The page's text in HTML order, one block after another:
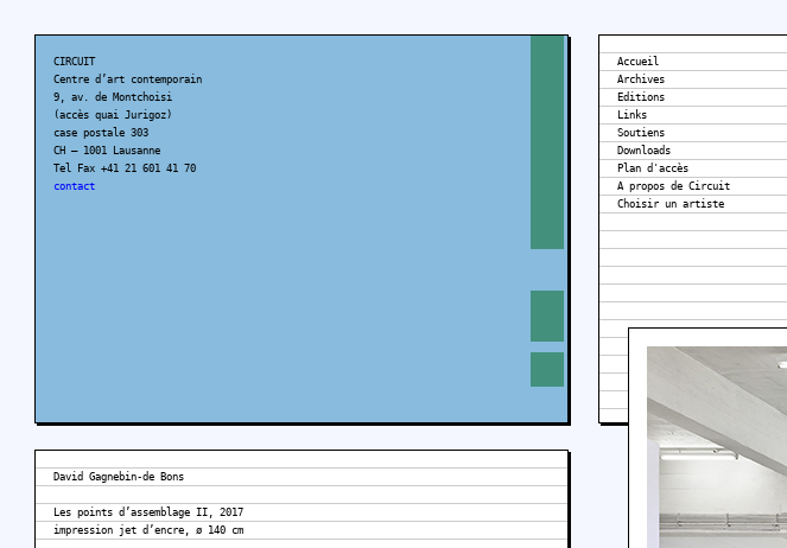
CIRCUIT
Centre d’art contemporain
9, av. de Montchoisi
(accès quai Jurigoz)
case postale 303
CH – 1001 Lausanne
Tel Fax +41 21 601 41 70
contact
Accueil
Archives
Editions
Links
Soutiens
Downloads
Plan d'accès
A propos de Circuit
David Gagnebin-de Bons
Les points d’assemblage II, 2017
impression jet d’encre, ø 140 cm